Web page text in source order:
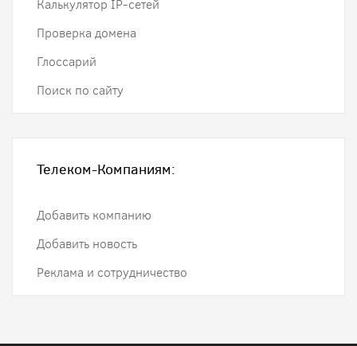
Калькулятор IP-сетей
Проверка домена
Глоссарий
Поиск по сайту
Телеком-Компаниям:
Добавить компанию
Добавить новость
Реклама и сотрудничество